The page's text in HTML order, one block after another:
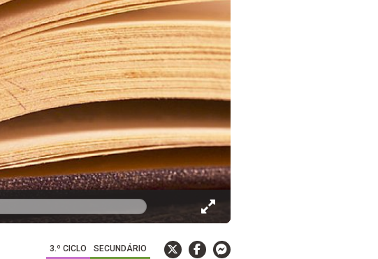
3.º CICLO SECUNDÁRIO